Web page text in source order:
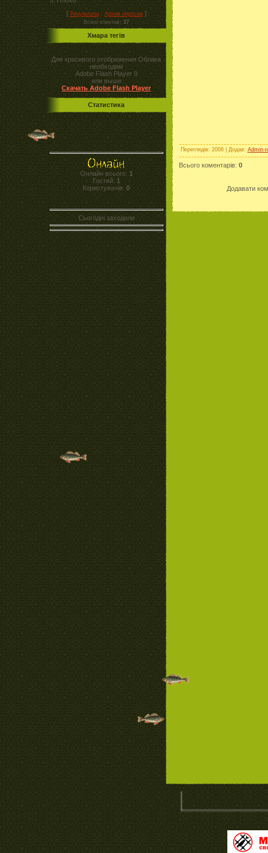
[ Результаты· Архив опросов]
Всего ответов: 37
Хмара тегів
Для красивого отображения Облака
необходим
Adobe Flash Player 9
или выше
Скачать Adobe Flash Player
Статистика
Онлайн всього: 1
Гостей: 1
Користувачів: 0
Сьогодні заходили
Переглядів: 2006 | Додав: Admin-
Всього коментарів: 0
Додавати